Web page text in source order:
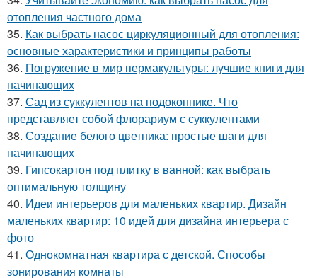
отопления частного дома
35. Как выбрать насос циркуляционный для отопления:
основные характеристики и принципы работы
36. Погружение в мир пермакультуры: лучшие книги для
начинающих
37. Сад из суккулентов на подоконнике. Что
представляет собой флорариум с суккулентами
38. Создание белого цветника: простые шаги для
начинающих
39. Гипсокартон под плитку в ванной: как выбрать
оптимальную толщину
40. Идеи интерьеров для маленьких квартир. Дизайн
маленьких квартир: 10 идей для дизайна интерьера с
фото
41. Однокомнатная квартира с детской. Способы
зонирования комнаты